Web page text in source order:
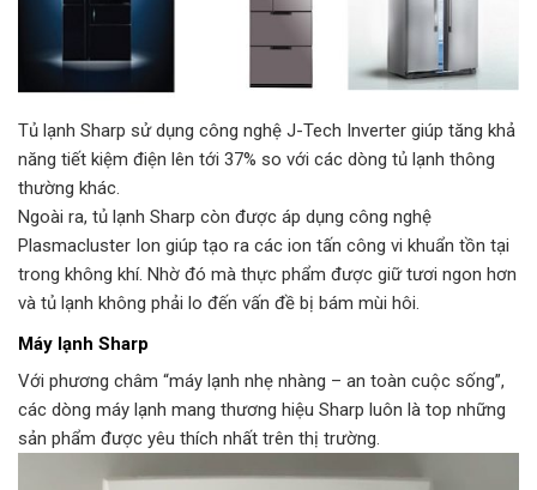
Tủ lạnh Sharp sử dụng công nghệ J-Tech Inverter giúp tăng khả
năng tiết kiệm điện lên tới 37% so với các dòng tủ lạnh thông
thường khác.
Ngoài ra, tủ lạnh Sharp còn được áp dụng công nghệ
Plasmacluster Ion giúp tạo ra các ion tấn công vi khuẩn tồn tại
trong không khí. Nhờ đó mà thực phẩm được giữ tươi ngon hơn
và tủ lạnh không phải lo đến vấn đề bị bám mùi hôi.
Máy lạnh Sharp
Với phương châm “máy lạnh nhẹ nhàng – an toàn cuộc sống”,
các dòng máy lạnh mang thương hiệu Sharp luôn là top những
sản phẩm được yêu thích nhất trên thị trường.